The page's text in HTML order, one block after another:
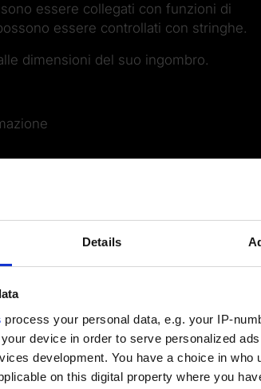
Details
process your personal data, e.g. your IP-
device in order to serve personalized
development. You have a choice in
on this digital property where you
essere collegati con funzioni di
essere controllati con stringhe.
dimensioni del suo ingombro.